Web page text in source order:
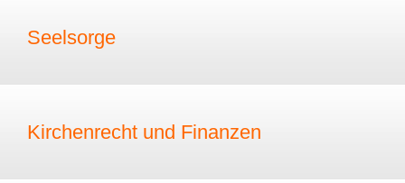
Seelsorge
Kirchenrecht und Finanzen